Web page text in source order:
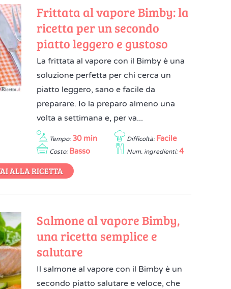
Frittata al vapore Bimby: la
ricetta per un secondo
piatto leggero e gustoso
La frittata al vapore con il Bimby è una
soluzione perfetta per chi cerca un
piatto leggero, sano e facile da
preparare. Io la preparo almeno una
volta a settimana e, per va...
Tempo: 30 min Difficoltà: Facile
Costo: Basso Num. ingredienti: 4
ALLA RICETTA
Salmone al vapore Bimby,
una ricetta semplice e
salutare
Il salmone al vapore con il Bimby è un
secondo piatto salutare e veloce, che